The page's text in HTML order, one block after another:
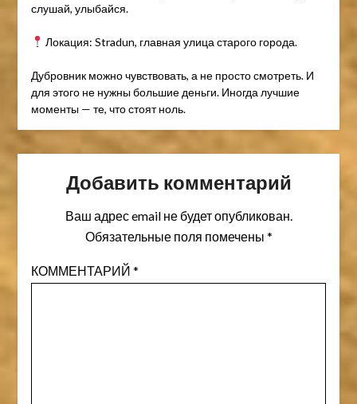
слушай, улыбайся.
Локация: Stradun, главная улица старого города.
Дубровник можно чувствовать, а не просто смотреть. И
для этого не нужны большие деньги. Иногда лучшие
моменты — те, что стоят ноль.
Добавить комментарий
Ваш адрес email не будет опубликован.
Обязательные поля помечены *
КОММЕНТАРИЙ *